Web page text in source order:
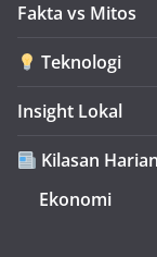
Fakta vs Mitos
Teknologi
Insight Lokal
Kilasan Harian
Ekonomi